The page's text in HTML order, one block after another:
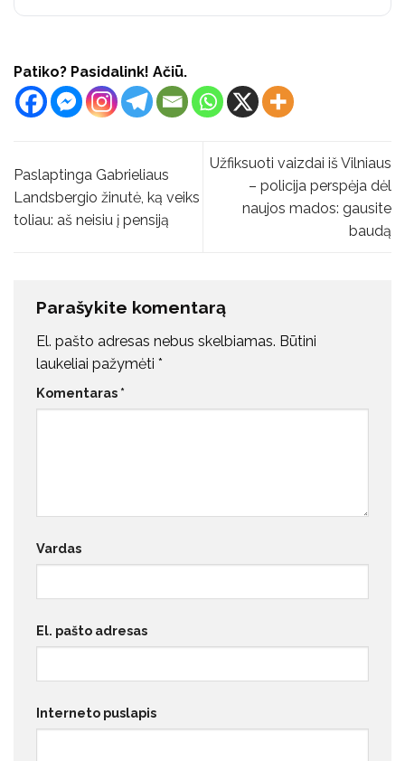
Patiko? Pasidalink! Ačiū.
Paslaptinga Gabrieliaus
Landsbergio žinutė, ką veiks
toliau: aš neisiu į pensiją
Užfiksuoti vaizdai iš Vilniaus
– policija perspėja dėl
naujos mados: gausite
baudą
Parašykite komentarą
El. pašto adresas nebus skelbiamas. Būtini
laukeliai pažymėti *
Komentaras *
Vardas
El. pašto adresas
Interneto puslapis